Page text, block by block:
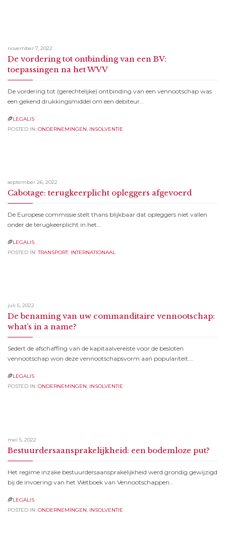
november 7, 2022
De vordering tot ontbinding van een BV:
toepassingen na het WVV
De vordering tot (gerechtelijke) ontbinding van een vennootschap was
een gekend drukkingsmiddel om een debiteur…
LEGALIS
POSTED IN: ONDERNEMINGEN, INSOLVENTIE
september 26, 2022
Cabotage: terugkeerplicht opleggers afgevoerd
De Europese commissie stelt thans blijkbaar dat opleggers niet vallen
onder de terugkeerplicht in het…
LEGALIS
POSTED IN:TRANSPORT, INTERNATIONAAL
juli 5, 2022
De benaming van uw commanditaire vennootschap:
what’s in a name?
Sedert de afschaffing van de kapitaalvereiste voor de besloten
vennootschap won deze vennootschapsvorm aan populariteit….
LEGALIS
POSTED IN: ONDERNEMINGEN, INSOLVENTIE
mei 5, 2022
Bestuurdersaansprakelijkheid: een bodemloze put?
Het regime inzake bestuurdersaansprakelijkheid werd grondig gewijzigd
bij de invoering van het Wetboek van Vennootschappen…
LEGALIS
POSTED IN: ONDERNEMINGEN, INSOLVENTIE